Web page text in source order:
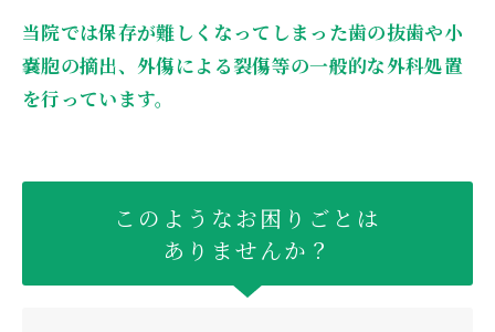
▼ご予約・お問い合わせは
診療時間 月 火
当院では保存が難しくなってしまった歯の抜歯や小
嚢胞の摘出、外傷による裂傷等の一般的な外科処置
を行っています。
このようなお困りごとは
ありませんか？